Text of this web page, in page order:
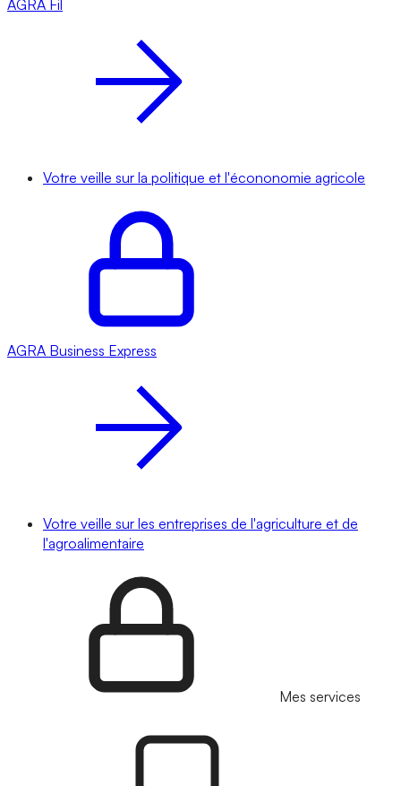
AGRA Fil
Votre veille sur la politique et l'écononomie agricole
AGRA Business Express
Votre veille sur les entreprises de l'agriculture et de
l'agroalimentaire
Mes services